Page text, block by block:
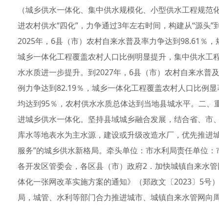
（城乡供水一体化、集中供水规模化、小型供水工程规
进农村供水“四化”，力争通过3年左右时间，构建从“源头
2025年，6县（市）农村自来水普及率力争达到98.61％
城乡一体化工程覆盖农村人口比例明显提升，集中供水
水水质进一步提升。到2027年，6县（市）农村自来水普
例力争达到82.19％，城乡一体化工程覆盖农村人口比例
均达到95％，农村供水水质总体达到当地县城水平。二
进城乡供水一体化。坚持县域城乡融合发展，结合省、
库水等地表水为主水源，建设或升级改造水厂，优先推
服务”的城乡供水新格局。牵头单位：市水利局责任单位
各开发区管委会，各区县（市）政府2．加快城镇自来水
体化一张网改革实施方案的通知》（郑政文〔2023〕5号
局，城管、水利等部门合力推进城市、城镇自来水管网